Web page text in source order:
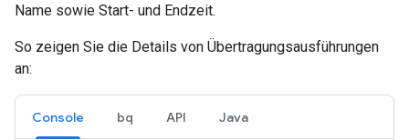
Name sowie Start- und Endzeit.
So zeigen Sie die Details von Übertragungsausführungen
an:
Console bq API Java